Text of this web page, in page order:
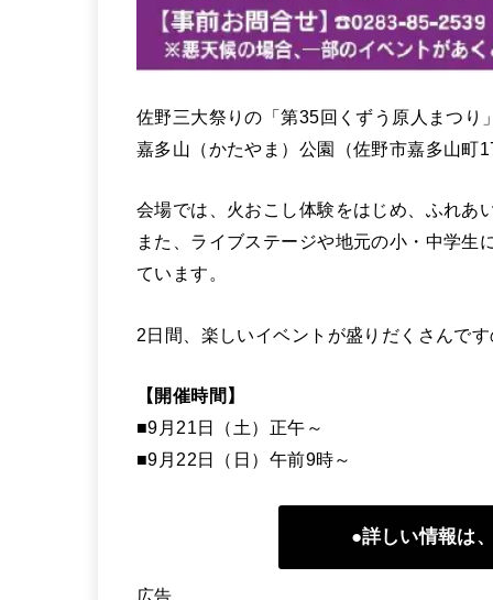
佐野三大祭りの「第35回くずう原人まつ
嘉多山（かたやま）公園（佐野市嘉多山町
会場では、火おこし体験をはじめ、ふれあ
また、ライブステージや地元の小・中学生
ています。
2日間、楽しいイベントが盛りだくさんで
【開催時間】
■9月21日（土）正午～
■9月22日（日）午前9時～
●詳しい情報は
広告